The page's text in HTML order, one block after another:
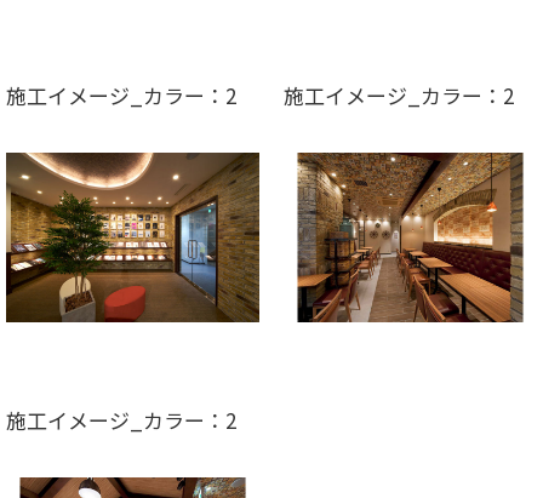
施工イメージ_カラー：2 施工イメージ_カラー：2
施工イメージ_カラー：2